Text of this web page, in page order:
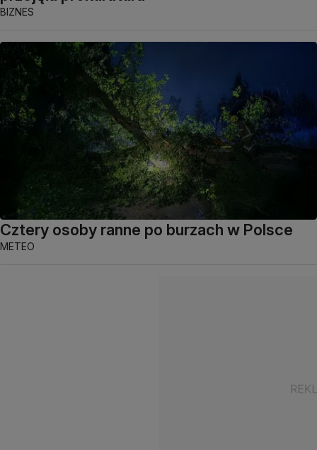
BIZNES
Cztery osoby ranne po burzach w Polsce
METEO